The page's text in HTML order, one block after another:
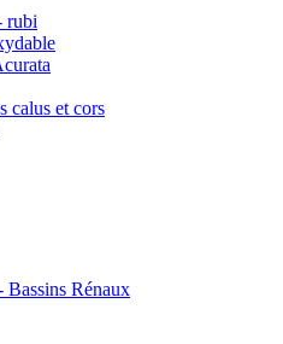
rubi
calus et cors
Rénaux